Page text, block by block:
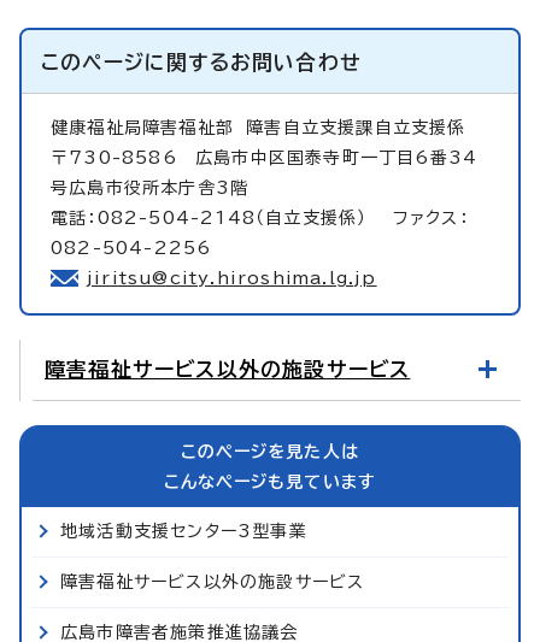
このページに関するお問い合わせ
健康福祉局障害福祉部
障害自立支援課自立支援係
〒730-8586 広島市中区国泰寺町一丁目6番34
号広島市役所本庁舎3階
電話：082-504-2148（自立支援係） ファクス：
082-504-2256
jiritsu@city.hiroshima.lg.jp
障害福祉サービス以外の施設サービス
このページを見た人は
こんなページも見ています
地域活動支援センター3型事業
障害福祉サービス以外の施設サービス
広島市障害者施策推進協議会